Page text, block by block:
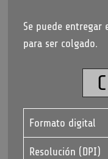
Se puede entregar
para ser colgado.
Formato digital
Resolución (DPI)